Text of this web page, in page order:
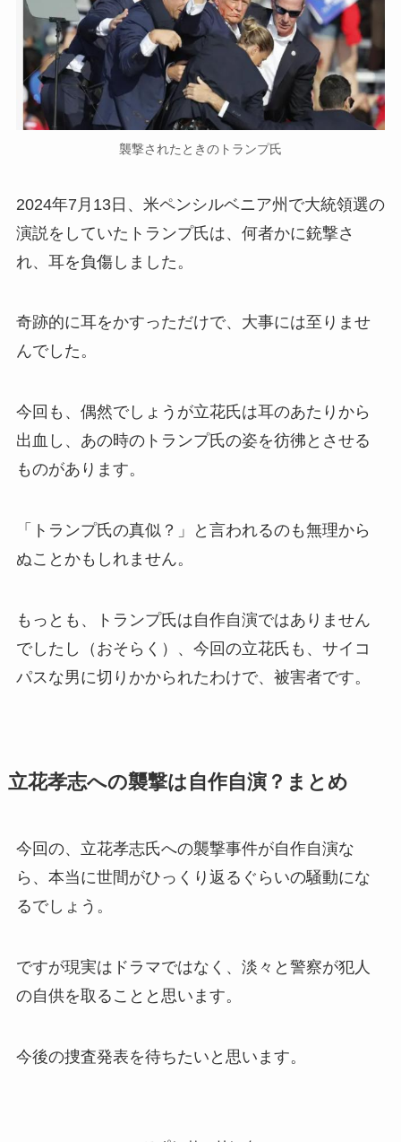
襲撃されたときのトランプ氏
2024年7月13日、米ペンシルベニア州で大統領選の
演説をしていたトランプ氏は、何者かに銃撃さ
れ、耳を負傷しました。
奇跡的に耳をかすっただけで、大事には至りませ
んでした。
今回も、偶然でしょうが立花氏は耳のあたりから
出血し、あの時のトランプ氏の姿を彷彿とさせる
ものがあります。
「トランプ氏の真似？」と言われるのも無理から
ぬことかもしれません。
もっとも、トランプ氏は自作自演ではありません
でしたし（おそらく）、今回の立花氏も、サイコ
パスな男に切りかかられたわけで、被害者です。
立花孝志への襲撃は自作自演？まとめ
今回の、立花孝志氏への襲撃事件が自作自演な
ら、本当に世間がひっくり返るぐらいの騒動にな
るでしょう。
ですが現実はドラマではなく、淡々と警察が犯人
の自供を取ることと思います。
今後の捜査発表を待ちたいと思います。